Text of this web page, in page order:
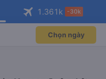
ngay!
viên độc
Mở app
máy bay qua
Mở app
1.361 k -30k
Chọn ngày